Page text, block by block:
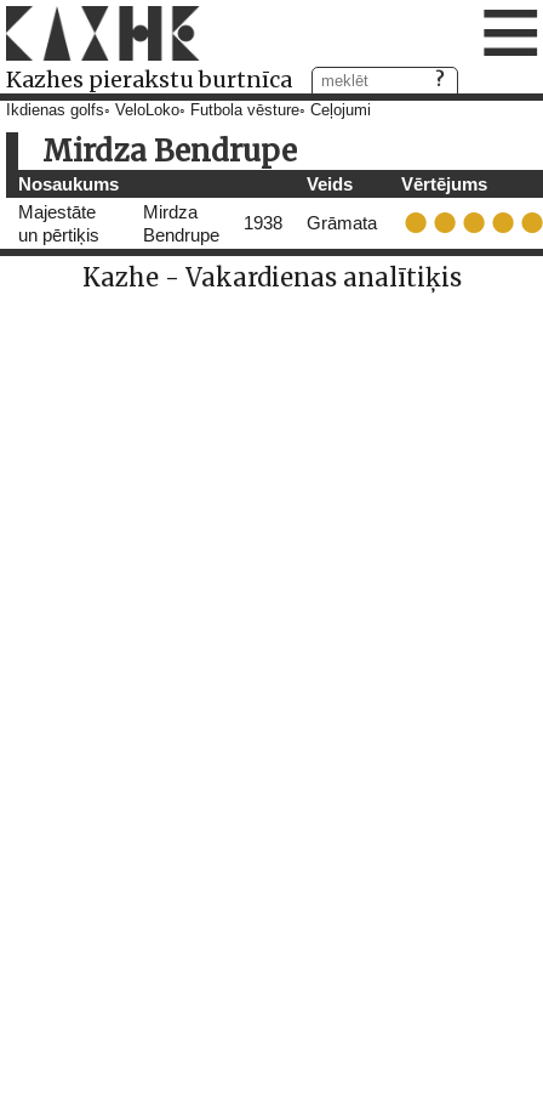
Kazhes pierakstu burtnīca ≡
Ikdienas golfs VeloLoko Futbola vēsture Ceļojumi
Mirdza Bendrupe
Nosaukums Veids
Vērtējums
Majestāte
un pērtiķis
Mirdza
Bendrupe
1938 Grāmata
Kazhe - Vakardienas analītiķis